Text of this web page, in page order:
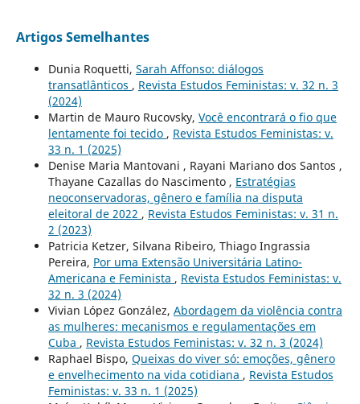
Artigos Semelhantes
Dunia Roquetti, Sarah Affonso: diálogos
transatlânticos , Revista Estudos Feministas: v. 32 n. 3
(2024)
Martin de Mauro Rucovsky, Você encontrará o fio que
lentamente foi tecido , Revista Estudos Feministas: v.
33 n. 1 (2025)
Denise Maria Mantovani , Rayani Mariano dos Santos ,
Thayane Cazallas do Nascimento , Estratégias
neoconservadoras, gênero e família na disputa
eleitoral de 2022 , Revista Estudos Feministas: v. 31 n.
2 (2023)
Patricia Ketzer, Silvana Ribeiro, Thiago Ingrassia
Pereira, Por uma Extensão Universitária Latino-
Americana e Feminista , Revista Estudos Feministas: v.
32 n. 3 (2024)
Vivian López González, Abordagem da violência contra
as mulheres: mecanismos e regulamentações em
Cuba , Revista Estudos Feministas: v. 32 n. 3 (2024)
Raphael Bispo, Queixas do viver só: emoções, gênero
e envelhecimento na vida cotidiana , Revista Estudos
Feministas: v. 33 n. 1 (2025)